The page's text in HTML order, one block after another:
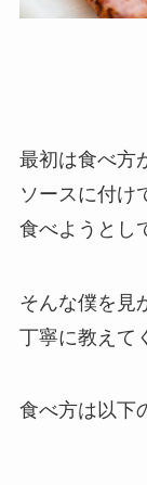
最初は食べ方
ソースに付け
食べようとし
そんな僕を見
丁寧に教えて
食べ方は以下